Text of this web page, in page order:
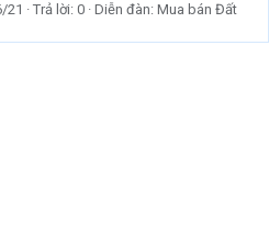
21 Trả lời: 0 Diễn đàn: Mua bán Đất